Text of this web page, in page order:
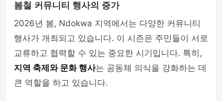
봄철 커뮤니티 행사의 증가
2026년 봄, Ndokwa 지역에서는 다양한 커뮤니티
행사가 개최되고 있습니다. 이 시즌은 주민들이 서로
교류하고 협력할 수 있는 중요한 시기입니다. 특히,
지역 축제와 문화 행사는 공동체 의식을 강화하는 데
큰 역할을 하고 있습니다.